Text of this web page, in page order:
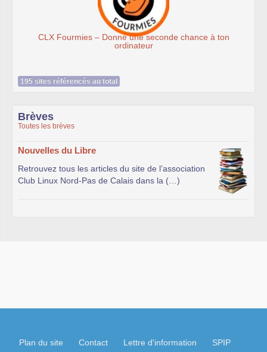
– Donne une seconde chance à ton
195 sites référencés au total
Brèves
Toutes les brèves
Nouvelles du Libre
Retrouvez tous les articles du site de l’association
Club Linux Nord-Pas de Calais dans la (…)
Plan du site Contact Lettre d'information SPIP